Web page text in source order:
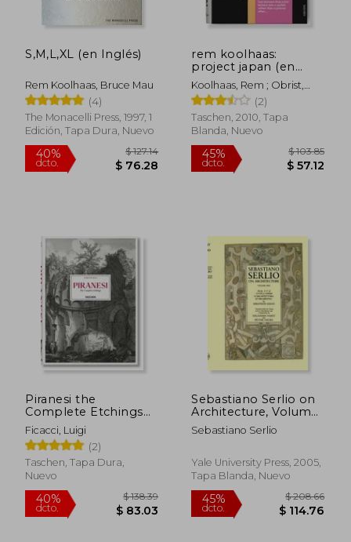
45%
dcto. $ 32.31
45%
dcto.
S,M,L,XL (en Inglés)
Rem Koolhaas, Bruce Mau
(4)
The Monacelli Press, 1997, 1
Edición, Tapa Dura, Nuevo
rem koolhaas:
project japan (en
Inglés)
Koolhaas, Rem ; Obrist,
Hans Ulrich
(2)
Taschen, 2010, Tapa
Blanda, Nuevo
Piranesi the
Complete Etchings
(en Inglés)
Ficacci, Luigi
(2)
Taschen, Tapa Dura,
Nuevo
Sebastiano Serlio on
Architecture, Volume
One, Books i-v of
'tutte L'opere
Prospetiva': 1 (en
Inglés)
Sebastiano Serlio
Yale University Press, 2005,
Tapa Blanda, Nuevo